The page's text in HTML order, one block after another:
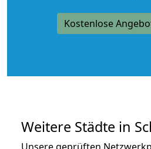
Kostenlose
Weitere Städte in
Unsere geprüften